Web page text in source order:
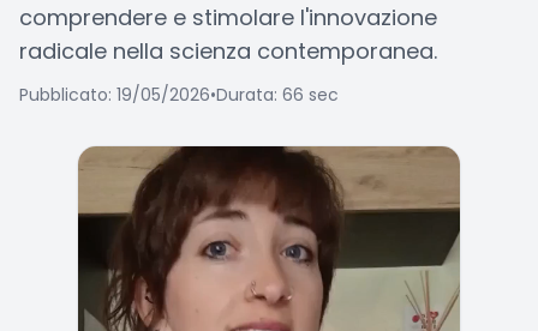
comprendere e stimolare l'innovazione
radicale nella scienza contemporanea.
Pubblicato: 19/05/2026•Durata: 66 sec